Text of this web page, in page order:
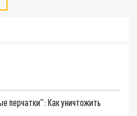
перчатки": Как уничтожить